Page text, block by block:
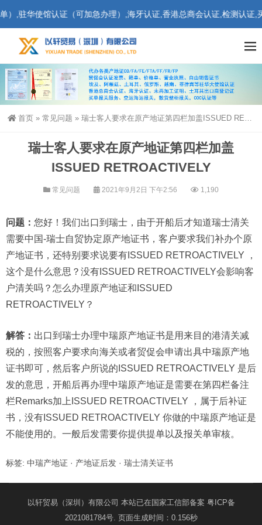
,驻华使馆认证（可加急办理）,海牙认证,香港总商会认证,检测认证,
首页 » 常见问题 » 瑞士客人要求在原产地证第四栏加盖ISSUED RETROACTIVELY
瑞士客人要求在原产地证第四栏加盖
ISSUED RETROACTIVELY
常见问题 2021年9月2日 下午2:56 1,190
问题： 您好！我们出口到瑞士，由于开船后才知道瑞士清关
需要中国-瑞士自贸协定原产地证书，客户要求我们补办个原
产地证书，还特别要求说要有ISSUED RETROACTIVELY ，
这个是什么意思？没有ISSUED RETROACTIVELY会影响客
户清关吗？怎么办理原产地证和ISSUED
RETROACTIVELY？
解答： 出口到瑞士办理中瑞原产地证书是用来目的港清关减
税的，按照客户要求向海关或者贸促会申请出具中瑞原产地
证书即可，然后客户所说的ISSUED RETROACTIVELY 是后
发的意思，开船后再办理中瑞原产地证是需要在第四栏备注
栏Remarks加上ISSUED RETROACTIVELY ，属于后补证
书，没有ISSUED RETROACTIVELY 你做的中瑞原产地证是
不能使用的。一般后发需要你提供提单以及报关单审核。
标签: 中瑞产地证 · 产地证后发 · 瑞士清关证书
以轩贸易（深圳）有限公司 本站已在国家工信部备案 粤ICP备
2021081784号. 页面生成时间：0.156秒